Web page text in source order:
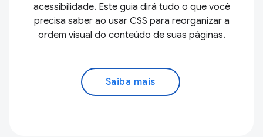
acessibilidade. Este guia dirá tudo o que você
precisa saber ao usar CSS para reorganizar a
ordem visual do conteúdo de suas páginas.
Saiba mais